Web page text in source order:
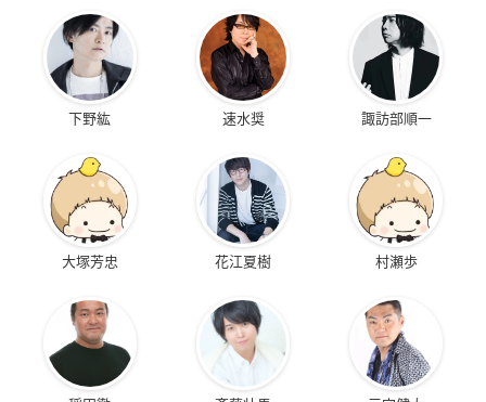
下野紘 速水奨 諏訪部順一
大塚芳忠 花江夏樹 村瀬歩